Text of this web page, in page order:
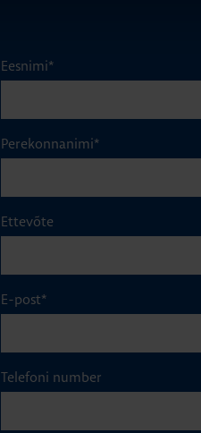
Eesnimi*
Perekonnanimi*
Ettevõte
E-post*
Telefoni number